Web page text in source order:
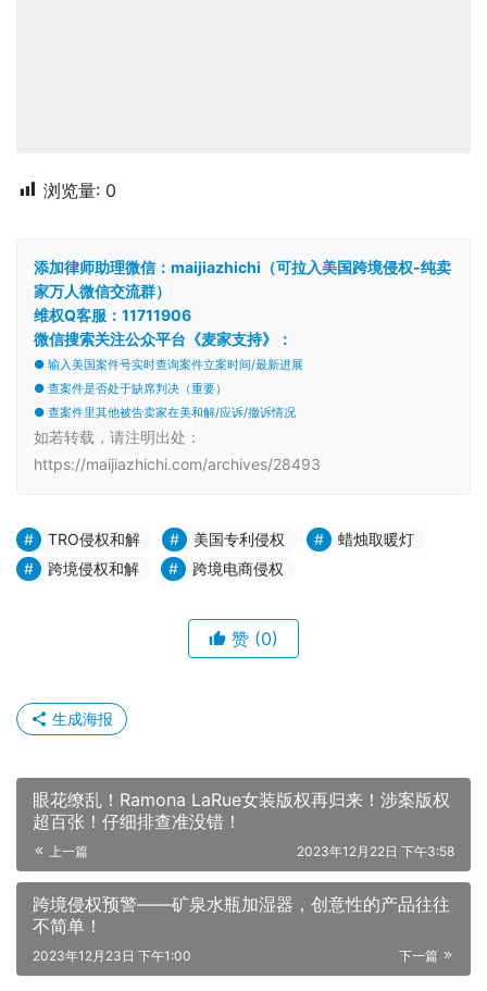
浏览量: 0
添加律师助理微信：maijiazhichi（可拉入美国跨境侵权-纯卖
家万人微信交流群）
维权Q客服：11711906
微信搜索关注公众平台《麦家支持》：
● 输入美国案件号实时查询案件立案时间/最新进展
● 查案件是否处于缺席判决（重要）
● 查案件里其他被告卖家在美和解/应诉/撤诉情况
如若转载，请注明出处：
https://maijiazhichi.com/archives/28493
TRO侵权和解 美国专利侵权
蜡烛取暖灯
跨境侵权和解
跨境电商侵权
赞 (0)
生成海报
眼花缭乱！Ramona LaRue女装版权再归来！涉案版权
超百张！仔细排查准没错！
上一篇 2023年12月22日 下午3:58
跨境侵权预警——矿泉水瓶加湿器，创意性的产品往往
不简单！
下一篇
2023年12月23日 下午1:00